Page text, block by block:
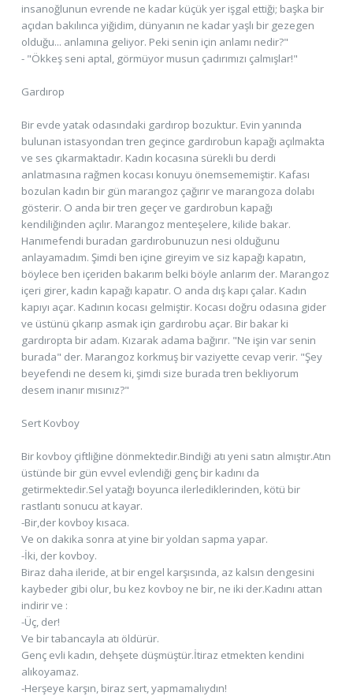
insanoğlunun evrende ne kadar küçük yer işgal ettiği; başka bir
açıdan bakılınca yiğidim, dünyanın ne kadar yaşlı bir gezegen
olduğu... anlamına geliyor. Peki senin için anlamı nedir?"
- "Ökkeş seni aptal, görmüyor musun çadırımızı çalmışlar!"
Gardırop
Bir evde yatak odasındaki gardırop bozuktur. Evin yanında
bulunan istasyondan tren geçince gardırobun kapağı açılmakta
ve ses çıkarmaktadır. Kadın kocasına sürekli bu derdi
anlatmasına rağmen kocası konuyu önemsememiştir. Kafası
bozulan kadın bir gün marangoz çağırır ve marangoza dolabı
gösterir. O anda bir tren geçer ve gardırobun kapağı
kendiliğinden açılır. Marangoz menteşelere, kilide bakar.
Hanımefendi buradan gardırobunuzun nesi olduğunu
anlayamadım. Şimdi ben içine gireyim ve siz kapağı kapatın,
böylece ben içeriden bakarım belki böyle anlarım der. Marangoz
içeri girer, kadın kapağı kapatır. O anda dış kapı çalar. Kadın
kapıyı açar. Kadının kocası gelmiştir. Kocası doğru odasına gider
ve üstünü çıkarıp asmak için gardırobu açar. Bir bakar ki
gardıropta bir adam. Kızarak adama bağırır. "Ne işin var senin
burada" der. Marangoz korkmuş bir vaziyette cevap verir. "Şey
beyefendi ne desem ki, şimdi size burada tren bekliyorum
desem inanır mısınız?"
Sert Kovboy
Bir kovboy çiftliğine dönmektedir.Bindiği atı yeni satın almıştır.Atın
üstünde bir gün evvel evlendiği genç bir kadını da
getirmektedir.Sel yatağı boyunca ilerlediklerinden, kötü bir
rastlantı sonucu at kayar.
-Bir,der kovboy kısaca.
Ve on dakika sonra at yine bir yoldan sapma yapar.
-İki, der kovboy.
Biraz daha ileride, at bir engel karşısında, az kalsın dengesini
kaybeder gibi olur, bu kez kovboy ne bir, ne iki der.Kadını attan
indirir ve :
-Üç, der!
Ve bir tabancayla atı öldürür.
Genç evli kadın, dehşete düşmüştür.İtiraz etmekten kendini
alıkoyamaz.
-Herşeye karşın, biraz sert, yapmamalıydın!